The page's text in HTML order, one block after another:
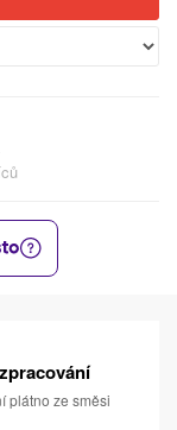
plátno ze směsi